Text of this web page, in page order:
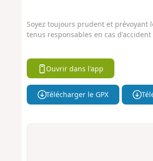
Soyez toujours prudent et
tenus responsables en cas
Ouvrir dans l'app
Télécharger le GPX